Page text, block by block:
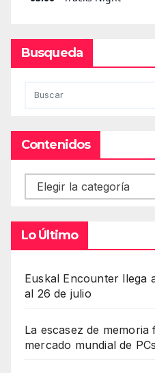
Busqueda
Contenidos
Contenidos
Lo Último
Euskal Encounter llega
al 26 de julio
La escasez de
mercado mundial de PCs